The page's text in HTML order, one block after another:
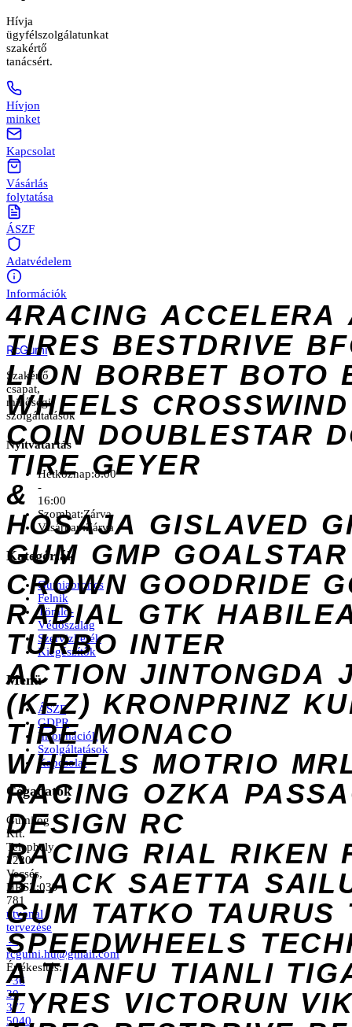
Hívja
ügyfélszolgálatunkat
szakértő
tanácsért.
Hívjon
minket
Kapcsolat
Vásárlás
folytatása
ÁSZF
Adatvédelem
Információk
4RACING ACCELERA
TIRES BESTDRIVE
LION BORBET BOTO
WHEELS CROSSWIND
COIN DOUBLESTAR
TIRE GEYER
&
HOSAJA GISLAVED
GUM GMP GOALSTAR
CROWN GOODRIDE
RADIAL GTK
TURBO INTER
ACTION JINTONGDA
(KFZ) KRONPRINZ
TIRE MONACO
WHEELS MOTRIO
RACING OZKA
DESIGN RC
RACING RIAL RIKEN
BLACK SAETTA
GUM TATKO TAURUS
SPEEDWHEELS
A TIANFU TIANLI
TYRES VICTORUN
RcGumi
Szakértő
csapat,
minőségi
szolgáltatások
Nyitvatartás
Hétköznap:8:00
-
16:00
Szombat:Zárva
Vasárnap:Zárva
Kategóriák
Gumiabroncs
Felnik
Tömlő-
Védőszalag
Szervizkerék
Kiegészítők
Menü
ÁSZF
GDPR
Információk
Szolgáltatások
Kapcsolat
Cégadatok
Gumilog
Kft.
Telephely
2220
Vecsés,
HRSZ:039
781
útvonal
tervezése
→
rcgumi.hu@gmail.com
Értékesítés:
+36
30
377
5040